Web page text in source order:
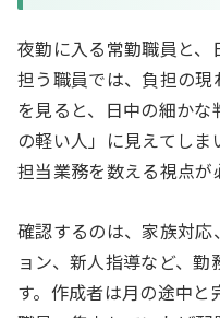
夜勤に入る常勤職員と
担う職員では、負担の
を見ると、日中の細か
の軽い人」に見えてしま
担当業務を数える視点が
確認するのは、家族対
ョン、新人指導など、
す。作成者は月の途中